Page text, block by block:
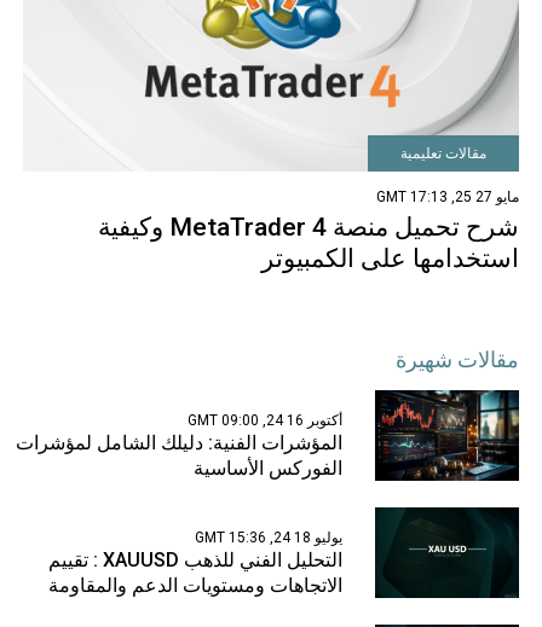
مقالات تعليمية
مايو 27 25, 17:13 GMT
شرح تحميل منصة MetaTrader 4 وكيفية
استخدامها على الكمبيوتر
مقالات شهيرة
أكتوبر 16 24, 09:00 GMT
المؤشرات الفنية: دليلك الشامل لمؤشرات
الفوركس الأساسية
يوليو 18 24, 15:36 GMT
التحليل الفني للذهب XAUUSD : تقييم
الاتجاهات ومستويات الدعم والمقاومة